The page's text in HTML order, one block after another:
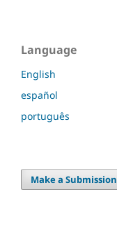
Language
English
español
português
Make a Submission